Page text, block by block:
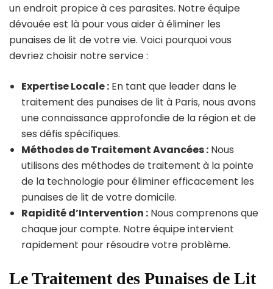
un endroit propice à ces parasites. Notre équipe
dévouée est là pour vous aider à éliminer les
punaises de lit de votre vie. Voici pourquoi vous
devriez choisir notre service :
Expertise Locale : En tant que leader dans le
traitement des punaises de lit à Paris, nous avons
une connaissance approfondie de la région et de
ses défis spécifiques.
Méthodes de Traitement Avancées : Nous
utilisons des méthodes de traitement à la pointe
de la technologie pour éliminer efficacement les
punaises de lit de votre domicile.
Rapidité d’Intervention : Nous comprenons que
chaque jour compte. Notre équipe intervient
rapidement pour résoudre votre problème.
Le Traitement des Punaises de Lit